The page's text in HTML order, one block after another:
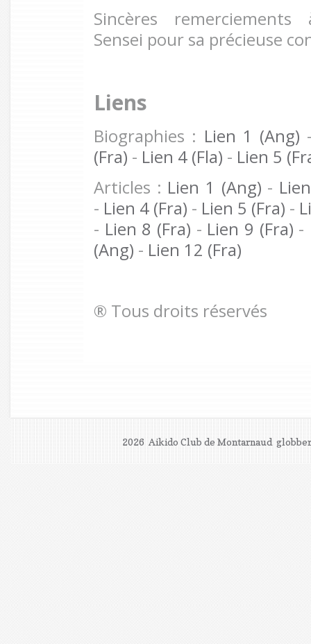
Sincères
Sensei pour sa précieuse
Liens
Biographies : Lien 1 (Ang)
(Fra) - Lien 4 (Fla) - Lien 5
Articles : Lien 1 (Ang) -
- Lien 4 (Fra) - Lien 5 (Fra) -
- Lien 8 (Fra) - Lien 9 (Fra) -
(Ang) - Lien 12 (Fra)
® Tous droits réservés
2026 Aikido Club de Montarnaud